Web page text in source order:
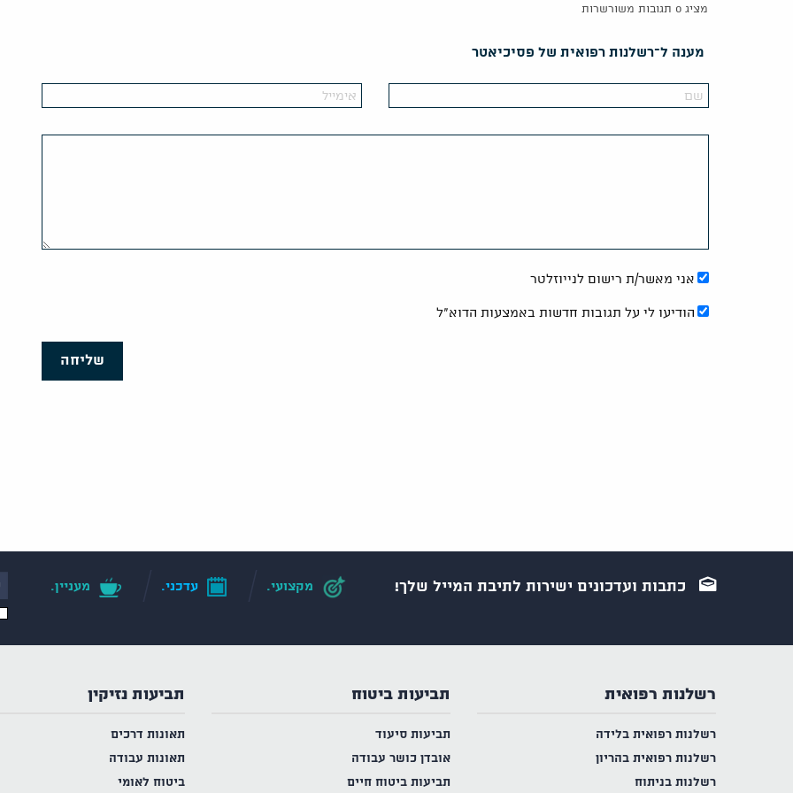
מציג 0 תגובות משורשרות
מענה ל־רשלנות רפואית של פסיכיאטר
אני מאשר/ת רישום לנייוזלטר
הודיעו לי על תגובות חדשות באמצעות הדוא"ל
שליחה
כתבות ועדכונים ישירות לתיבת המייל שלך! מקצועי. עדכני. מעניין.
רשלנות רפואית
רשלנות רפואית בלידה
רשלנות רפואית בהריון
רשלנות בניתוח
תביעות ביטוח
תביעות סיעוד
אובדן כושר עבודה
תביעות ביטוח חיים
תביעות נזיקין
תאונות דרכים
תאונות עבודה
ביטוח לאומי